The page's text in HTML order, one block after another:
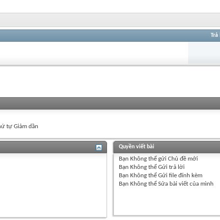
Trả
tự Giảm dần
Quyền viết bài
Bạn Không thểgửi Chủ đề mới
Bạn Không thểGửi trả lời
Bạn Không thểGửi file đính kèm
Bạn Không thểSửa bài viết của mình